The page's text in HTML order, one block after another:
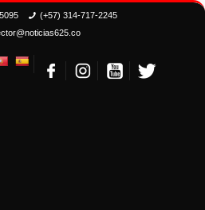
(+57) 314-717-2245